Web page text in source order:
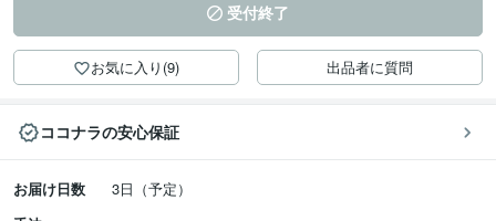
受付終了
お気に入り(9) 出品者に質問
ココナラの安心保証
お届け日数
3日（予定）